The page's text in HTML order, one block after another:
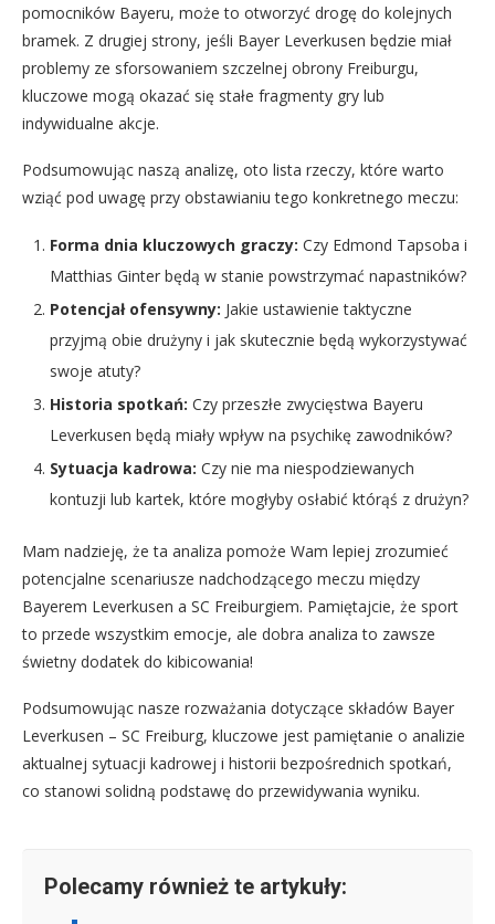
pomocników Bayeru, może to otworzyć drogę do kolejnych
bramek. Z drugiej strony, jeśli Bayer Leverkusen będzie miał
problemy ze sforsowaniem szczelnej obrony Freiburgu,
kluczowe mogą okazać się stałe fragmenty gry lub
indywidualne akcje.
Podsumowując naszą analizę, oto lista rzeczy, które warto
wziąć pod uwagę przy obstawianiu tego konkretnego meczu:
Forma dnia kluczowych graczy: Czy Edmond Tapsoba i
Matthias Ginter będą w stanie powstrzymać napastników?
Potencjał ofensywny: Jakie ustawienie taktyczne
przyjmą obie drużyny i jak skutecznie będą wykorzystywać
swoje atuty?
Historia spotkań: Czy przeszłe zwycięstwa Bayeru
Leverkusen będą miały wpływ na psychikę zawodników?
Sytuacja kadrowa: Czy nie ma niespodziewanych
kontuzji lub kartek, które mogłyby osłabić którąś z drużyn?
Mam nadzieję, że ta analiza pomoże Wam lepiej zrozumieć
potencjalne scenariusze nadchodzącego meczu między
Bayerem Leverkusen a SC Freiburgiem. Pamiętajcie, że sport
to przede wszystkim emocje, ale dobra analiza to zawsze
świetny dodatek do kibicowania!
Podsumowując nasze rozważania dotyczące składów Bayer
Leverkusen – SC Freiburg, kluczowe jest pamiętanie o analizie
aktualnej sytuacji kadrowej i historii bezpośrednich spotkań,
co stanowi solidną podstawę do przewidywania wyniku.
Polecamy również te artykuły: